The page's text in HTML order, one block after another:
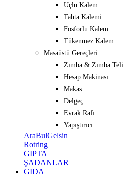
Uçlu Kalem
Tahta Kalemi
Fosforlu Kalem
Tükenmez Kalem
Masaüstü Gereçleri
Zımba & Zımba Teli
Hesap Makinası
Makas
Delgeç
Evrak Rafı
Yapıştırıcı
AraBulGelsin
Rotring
GIPTA
ŞADANLAR
GIDA